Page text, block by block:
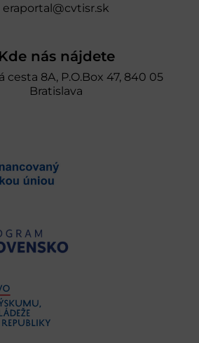
eraportal@cvtisr.sk
Kde nás nájdete
cesta 8A, P.O.Box 47, 840 05
Bratislava